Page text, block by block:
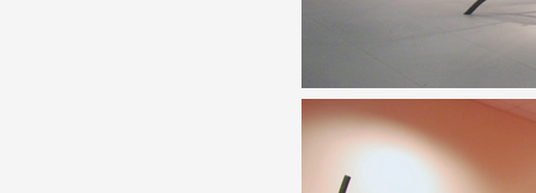
Visites d'ateliers
Production vidéo